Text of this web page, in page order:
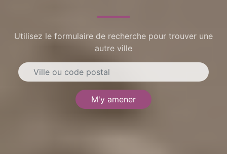
Utilisez le formulaire de recherche pour trouver une
autre ville
M'y amener